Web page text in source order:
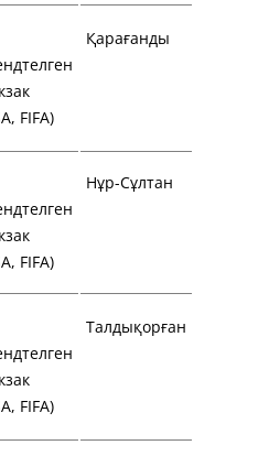
FIFA)
Қарағанды
FIFA)
Нұр-Сұлтан
FIFA)
Талдықорған